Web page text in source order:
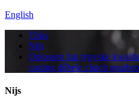
English
Thús
Nijs
Oplossen fan typyske
casting dûbele clutch
Nijs